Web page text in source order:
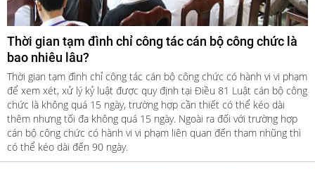
Thời gian tạm đình chỉ công tác cán bộ công chức là
bao nhiêu lâu?
Thời gian tạm đình chỉ công tác cán bộ công chức có hành vi vi phạm
để xem xét, xử lý kỷ luật được quy định tại Điều 81 Luật cán bộ công
chức là không quá 15 ngày, trường hợp cần thiết có thể kéo dài
thêm nhưng tối đa không quá 15 ngày. Ngoài ra đối với trường hợp
cán bộ công chức có hành vi vi phạm liên quan đến tham nhũng thì
có thể kéo dài đến 90 ngày.